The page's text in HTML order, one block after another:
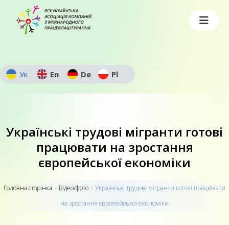
Ук En De Pl
Українські трудові мігранти готові
працювати на зростання
європейської економіки
Головна сторiнка › Відео/фото › Українські трудові мігранти готові працювати
на зростання європейської економіки